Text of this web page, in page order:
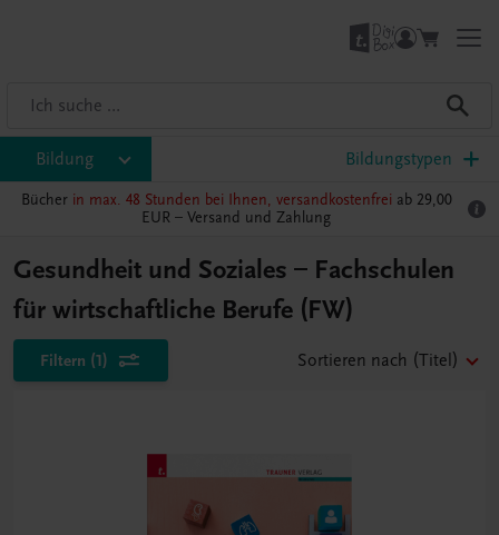
Bildung Bildungstypen
Bücher in max. 48 Stunden bei Ihnen, versandkostenfrei ab 29,00
EUR – Versand und Zahlung
Gesundheit und Soziales – Fachschulen
für wirtschaftliche Berufe (FW)
Filtern (1) Sortieren nach (Titel)